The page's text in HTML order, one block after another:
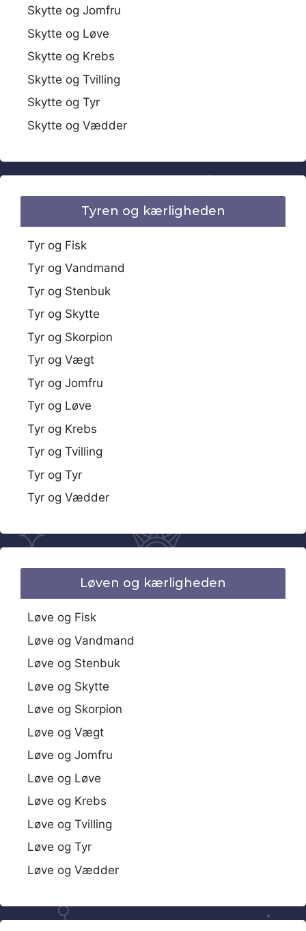
Skytte og Jomfru
Skytte og Løve
Skytte og Krebs
Skytte og Tvilling
Skytte og Tyr
Skytte og Vædder
Tyren og kærligheden
Tyr og Fisk
Tyr og Vandmand
Tyr og Stenbuk
Tyr og Skytte
Tyr og Skorpion
Tyr og Vægt
Tyr og Jomfru
Tyr og Løve
Tyr og Krebs
Tyr og Tvilling
Tyr og Tyr
Tyr og Vædder
Løven og kærligheden
Løve og Fisk
Løve og Vandmand
Løve og Stenbuk
Løve og Skytte
Løve og Skorpion
Løve og Vægt
Løve og Jomfru
Løve og Løve
Løve og Krebs
Løve og Tvilling
Løve og Tyr
Løve og Vædder